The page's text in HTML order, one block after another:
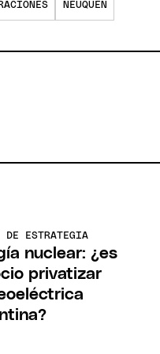
NEUQUÉN
DE ESTRATEGIA
nuclear: ¿es
privatizar